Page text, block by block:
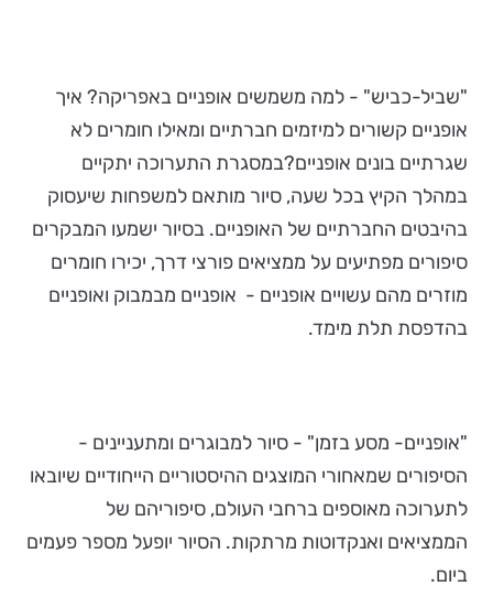
"שביל-כביש" - למה משמשים אופניים באפריקה? איך
אופניים קשורים למיזמים חברתיים ומאילו חומרים לא
שגרתיים בונים אופניים?במסגרת התערוכה יתקיים
במהלך הקיץ בכל שעה, סיור מותאם למשפחות שיעסוק
בהיבטים החברתיים של האופניים. בסיור ישמעו המבקרים
סיפורים מפתיעים על ממציאים פורצי דרך, יכירו חומרים
מוזרים מהם עשויים אופניים - אופניים מבמבוק ואופניים
בהדפסת תלת מימד.
"אופניים- מסע בזמן" - סיור למבוגרים ומתעניינים -
הסיפורים שמאחורי המוצגים ההיסטוריים הייחודיים שיובאו
לתערוכה מאוספים ברחבי העולם, סיפוריהם של
הממציאים ואנקדוטות מרתקות. הסיור יופעל מספר פעמים
ביום.